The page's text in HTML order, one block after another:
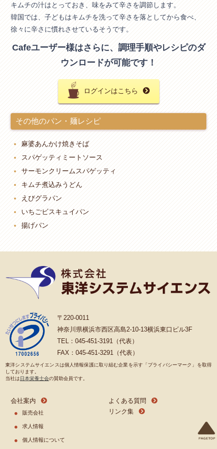
キムチの汁はとっておき、味をみて辛さを調節します。
韓国では、子どもはキムチを洗って辛さを落としてから食べ、
徐々に辛さに慣れさせているそうです。
Cafeユーザー様はさらに、調理手順やレシピのダ
ウンロードが可能です！
ログインはこちら
その他のパン・麺レシピ
麻婆あんかけ焼きそば
スパゲッティミートソース
サーモンクリームスパゲッティ
キムチ煮込みうどん
えびグラパン
いちごビスキュイパン
揚げパン
〒220-0011
神奈川県横浜市西区高島2-10-13横浜東口ビル3F
TEL：045-451-3191（代表）
FAX：045-451-3291（代表）
東洋システムサイエンスは個人情報保護に取り組む企業を示す「プライバシーマーク」を取得
しております。
当社は日本栄養士会の賛助会員です。
会社案内
販売会社
求人情報
個人情報について
よくある質問
リンク集